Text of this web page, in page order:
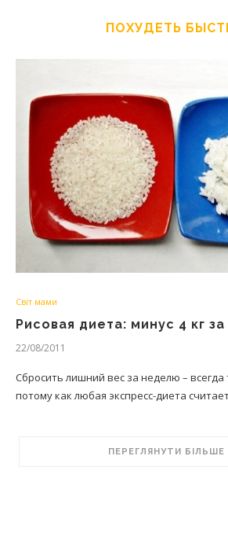
ПОХУДЕТЬ
Світ мами
Рисовая диета: минус 4 кг
22/08/2011
Сбросить лишний вес за неделю – всегда
потому как любая экспресс-диета
ПЕРЕГЛЯНУТИ БІЛЬШЕ